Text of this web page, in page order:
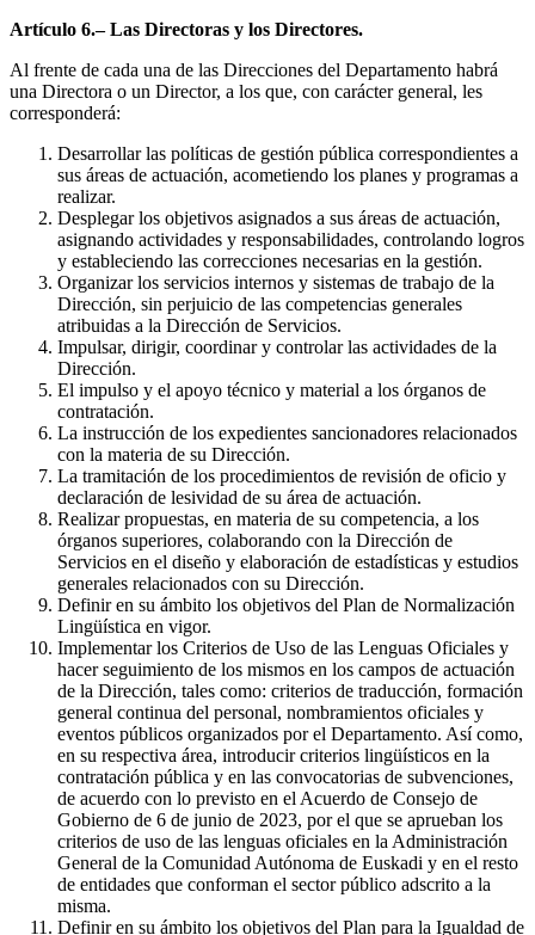
Artículo 6.– Las Directoras y los Directores.
Al frente de cada una de las Direcciones del Departamento habrá
una Directora o un Director, a los que, con carácter general, les
corresponderá:
Desarrollar las políticas de gestión pública correspondientes a
sus áreas de actuación, acometiendo los planes y programas a
realizar.
Desplegar los objetivos asignados a sus áreas de actuación,
asignando actividades y responsabilidades, controlando logros
y estableciendo las correcciones necesarias en la gestión.
Organizar los servicios internos y sistemas de trabajo de la
Dirección, sin perjuicio de las competencias generales
atribuidas a la Dirección de Servicios.
Impulsar, dirigir, coordinar y controlar las actividades de la
Dirección.
El impulso y el apoyo técnico y material a los órganos de
contratación.
La instrucción de los expedientes sancionadores relacionados
con la materia de su Dirección.
La tramitación de los procedimientos de revisión de oficio y
declaración de lesividad de su área de actuación.
Realizar propuestas, en materia de su competencia, a los
órganos superiores, colaborando con la Dirección de
Servicios en el diseño y elaboración de estadísticas y estudios
generales relacionados con su Dirección.
Definir en su ámbito los objetivos del Plan de Normalización
Lingüística en vigor.
Implementar los Criterios de Uso de las Lenguas Oficiales y
hacer seguimiento de los mismos en los campos de actuación
de la Dirección, tales como: criterios de traducción, formación
general continua del personal, nombramientos oficiales y
eventos públicos organizados por el Departamento. Así como,
en su respectiva área, introducir criterios lingüísticos en la
contratación pública y en las convocatorias de subvenciones,
de acuerdo con lo previsto en el Acuerdo de Consejo de
Gobierno de 6 de junio de 2023, por el que se aprueban los
criterios de uso de las lenguas oficiales en la Administración
General de la Comunidad Autónoma de Euskadi y en el resto
de entidades que conforman el sector público adscrito a la
misma.
Definir en su ámbito los objetivos del Plan para la Igualdad de